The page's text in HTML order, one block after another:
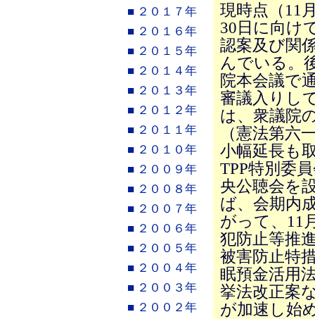
■ ２０１７年
■ ２０１６年
■ ２０１５年
■ ２０１４年
■ ２０１３年
■ ２０１２年
■ ２０１１年
■ ２０１０年
■ ２００９年
■ ２００８年
■ ２００７年
■ ２００６年
■ ２００５年
■ ２００４年
■ ２００３年
■ ２００２年
現時点（11
30日に向け
認案及び関
んでいる。
院本会議で
審議入りし
は、衆議院
（憲法第六
小幅延長も
TPP特別委
央公聴会を
ば、会期内
がって、11
犯防止等推
被害防止特
眠預金活用
挙法改正案
が加速し始